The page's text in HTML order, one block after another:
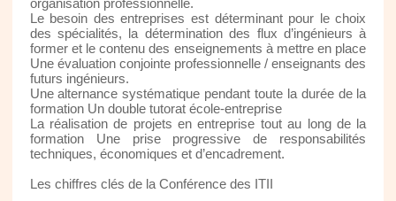
Le besoin des entreprises est déterminant pour le choix
des spécialités, la détermination des flux d’ingénieurs à
former et le contenu des enseignements à mettre en place
Une évaluation conjointe professionnelle / enseignants des
futurs ingénieurs.
Une alternance systématique pendant toute la durée de la
formation Un double tutorat école-entreprise
La réalisation de projets en entreprise tout au long de la
formation Une prise progressive de responsabilités
techniques, économiques et d’encadrement.
Les chiffres clés de la Conférence des ITII